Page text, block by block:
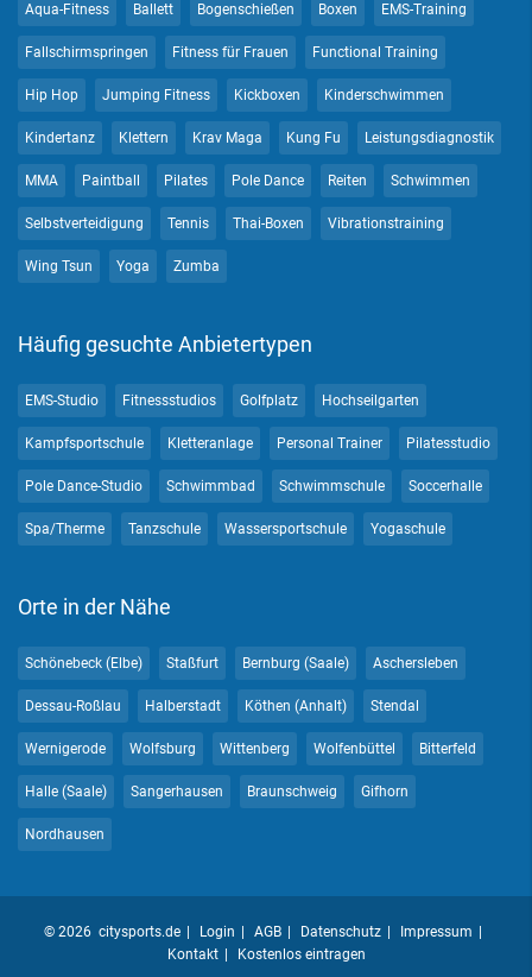
Aqua-Fitness Ballett Bogenschießen Boxen EMS-Training
Fallschirmspringen Fitness für Frauen Functional Training
Hip Hop Jumping Fitness Kickboxen Kinderschwimmen
Kindertanz Klettern Krav Maga Kung Fu Leistungsdiagnostik
MMA Paintball Pilates Pole Dance Reiten Schwimmen
Selbstverteidigung Tennis Thai-Boxen Vibrationstraining
Wing Tsun Yoga Zumba
Häufig gesuchte Anbietertypen
EMS-Studio Fitnessstudios Golfplatz Hochseilgarten
Kampfsportschule Kletteranlage Personal Trainer Pilatesstudio
Pole Dance-Studio Schwimmbad Schwimmschule Soccerhalle
Spa/Therme Tanzschule Wassersportschule Yogaschule
Orte in der Nähe
Schönebeck (Elbe) Staßfurt Bernburg (Saale) Aschersleben
Dessau-Roßlau Halberstadt Köthen (Anhalt) Stendal
Wernigerode Wolfsburg Wittenberg Wolfenbüttel Bitterfeld
Halle (Saale) Sangerhausen Braunschweig Gifhorn
Nordhausen
© 2026 citysports.de Login AGB Datenschutz
Impressum
Kontakt
Kostenlos eintragen